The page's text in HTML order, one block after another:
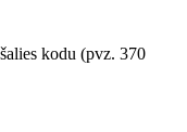
kodu (pvz. 370